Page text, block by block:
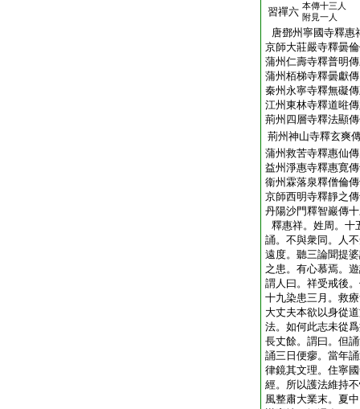
習禪六 本傳十三人
附見一人
唐鄧州寧國寺釋惠
京師大莊嚴寺釋曇
蒲州仁壽寺釋普明
蒲州栢梯寺釋曇獻
秦州永寧寺釋無礙
江州東林寺釋道暀
荊州四層寺釋法顯
荊州神山寺釋玄爽
蒲州救苦寺釋惠仙
益州淨惠寺釋惠寛
衞州霖落泉釋僧倫
京師西明寺釋靜之
丹陽沙門釋智巖傳
釋惠祥。姓周。十
誦。不與衆同。人
遠度。聽三論聞提
之患。有心慕焉。
謂人曰。祥受戒後
十九染患三月。救
大丈夫本欲以身從
法。如何此志未從
長丈餘。謂曰。但
誦三日便瘳。當年
律鏡其文理。住寧
經。所以護法維持
風整肅大業末。夏